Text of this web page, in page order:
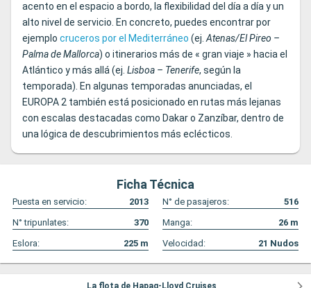
acento en el espacio a bordo, la flexibilidad del día a día y un
alto nivel de servicio. En concreto, puedes encontrar por
ejemplo cruceros por el Mediterráneo (ej.Atenas/El Pireo –
Palma de Mallorca) o itinerarios más de « gran viaje » hacia el
Atlántico y más allá (ej. Lisboa – Tenerife, según la
temporada). En algunas temporadas anunciadas, el
EUROPA 2 también está posicionado en rutas más lejanas
con escalas destacadas como Dakar o Zanzíbar, dentro de
una lógica de descubrimientos más eclécticos.
Ficha Técnica
Puesta en servicio: 2013 N° de pasajeros:
516
N° tripunlates:
370 Manga: 26 m
Eslora:
225 m Velocidad: 21 Nudos